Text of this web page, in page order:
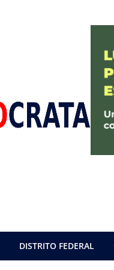
DISTRITO FEDERAL